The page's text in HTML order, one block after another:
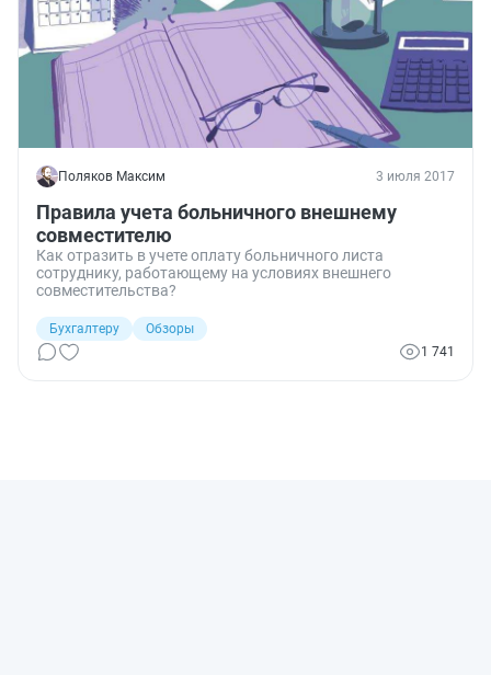
Поляков Максим 3 июля 2017
Правила учета больничного внешнему
совместителю
Как отразить в учете оплату больничного листа
сотруднику, работающему на условиях внешнего
совместительства?
Бухгалтеру
Обзоры
1 741